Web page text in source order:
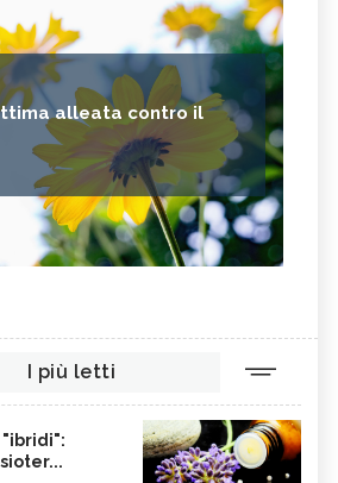
alleata contro il
I più letti